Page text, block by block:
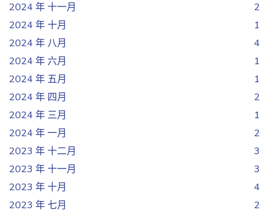
2024 年 十一月
2
2024 年 十月
1
2024 年 八月
4
2024 年 六月
1
2024 年 五月
1
2024 年 四月
2
2024 年 三月
1
2024 年 一月
2
2023 年 十二月
3
2023 年 十一月
3
2023 年 十月
4
2023 年 七月
2